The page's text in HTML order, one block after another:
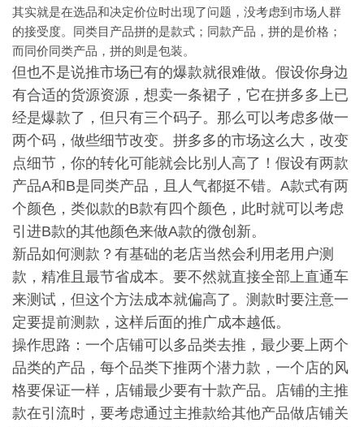
其实就是在选品和决定价位时出现了问题，没考虑到市场人群
的接受度。同类目产品拼的是款式；同款产品，拼的是价格；
而同价同类产品，拼的则是包装。
但也不是说推市场已有的爆款就很难做。假设你身边
有合适的货源资源，想卖一条裙子，它在拼多多上已
经是爆款了，但只有三个码子。那么可以考虑多做一
两个码，做些细节改变。拼多多的市场这么大，改变
点细节，你的转化可能就会比别人高了！假设有两款
产品A和B是同类产品，且人气都挺不错。A款式有两
个颜色，类似款的B款有四个颜色，此时就可以考虑
引进B款的其他颜色来做A款的微创新。
新品如何测款？有基础的老店当然会利用老用户测
款，精准且最节省成本。要不然就直接全部上直通车
来测试，但这个方法成本就偏高了。测款时要注意一
定要提前测款，这样后面的推广成本越低。
操作思路：一个店铺可以多品类去推，最少要上两个
品类的产品，每个品类下推两个潜力款，一个店的风
格要保证一样，店铺最少要有十款产品。店铺的主推
款在引流时，要考虑通过主推款给其他产品做店铺关